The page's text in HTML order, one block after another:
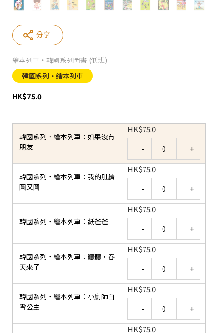
繪本列車‧韓國系列圖書 (低班)
韓國系列‧繪本列車
HK$75.0
韓國系列‧繪本列車：如果沒有
朋友
HK$75.0
韓國系列‧繪本列車：我的肚臍
圓又圓
HK$75.0
韓國系列‧繪本列車：紙爸爸
HK$75.0
韓國系列‧繪本列車：聽聽，春
天來了
HK$75.0
韓國系列‧繪本列車：小廚師白
雪公主
HK$75.0
HK$75.0
分享